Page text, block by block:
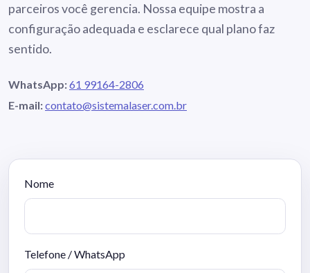
parceiros você gerencia. Nossa equipe mostra a
configuração adequada e esclarece qual plano faz
sentido.
WhatsApp:61 99164-2806
E-mail:contato@sistemalaser.com.br
Nome
Telefone / WhatsApp